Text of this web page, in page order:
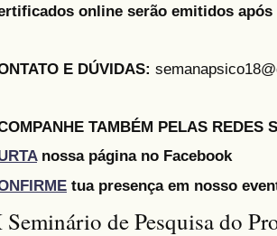
online serão emitidos após
E DÚVIDAS:
TAMBÉM PELAS REDES
nossa página no Facebook
tua presença em nosso
de Pesquisa do